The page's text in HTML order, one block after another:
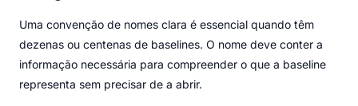
Uma convenção de nomes clara é essencial quando têm
dezenas ou centenas de baselines. O nome deve conter a
informação necessária para compreender o que a baseline
representa sem precisar de a abrir.